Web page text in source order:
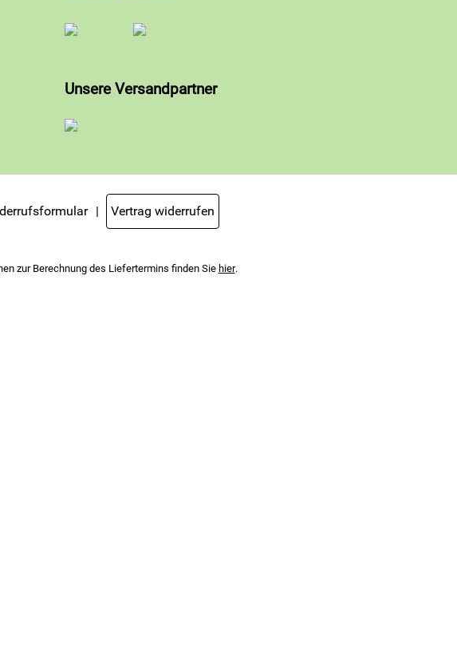
Unsere Versandpartner
Vertrag widerrufen
zur Berechnung des Liefertermins finden Sie hier.